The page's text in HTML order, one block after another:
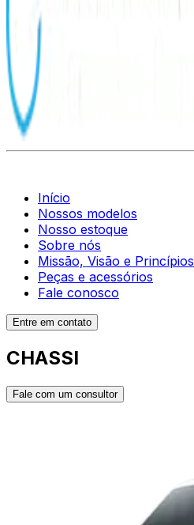
Início
Nossos modelos
Nosso estoque
Sobre nós
Missão, Visão e Princípios
Peças e acessórios
Fale conosco
Entre em contato
CHASSI
Fale com um consultor